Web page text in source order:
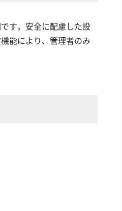
す。安全に配慮した設
能により、管理者のみ